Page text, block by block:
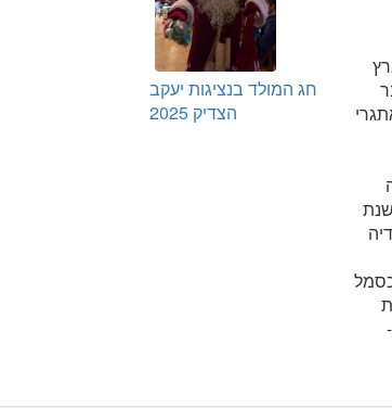
חג המולד בנציגות יעקב
הצדיק 2025